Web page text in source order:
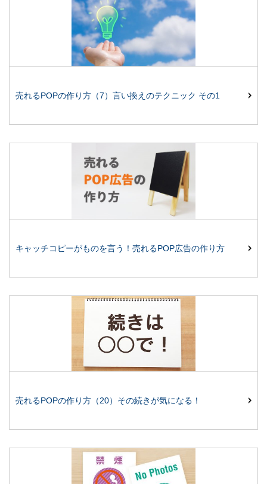
売れるPOPの作り方（7）言い換えのテクニック その1
キャッチコピーがものを言う！売れるPOP広告の作り方
売れるPOPの作り方（20）その続きが気になる！